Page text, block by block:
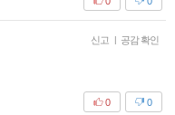
신고 | 공감 확인
0
0